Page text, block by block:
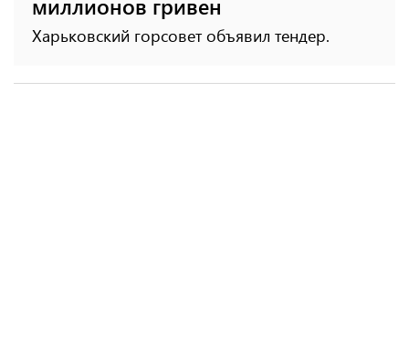
миллионов гривен
Харьковский горсовет объявил тендер.